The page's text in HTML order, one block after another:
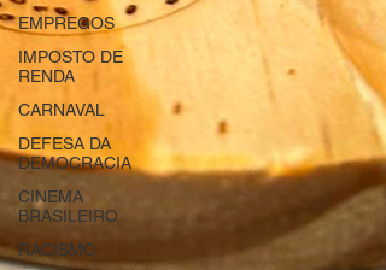
EMPREGOS
IMPOSTO DE
RENDA
CARNAVAL
DEFESA DA
DEMOCRACIA
CINEMA
BRASILEIRO
RACISMO